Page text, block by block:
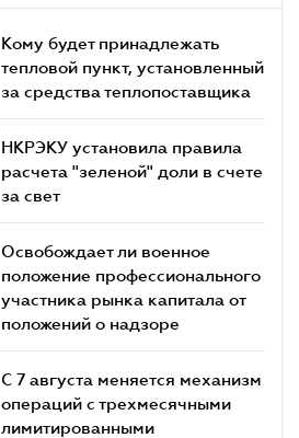
Кому будет принадлежать
тепловой пункт, установленный
за средства теплопоставщика
НКРЭКУ установила правила
расчета "зеленой" доли в счете
за свет
Освобождает ли военное
положение профессионального
участника рынка капитала от
положений о надзоре
С 7 августа меняется механизм
операций с трехмесячными
лимитированными